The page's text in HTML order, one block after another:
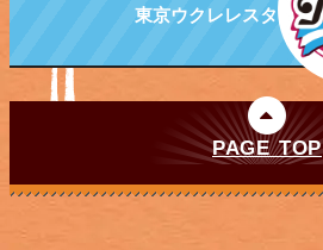
東京ウクレレスターズ
PAGE TOP